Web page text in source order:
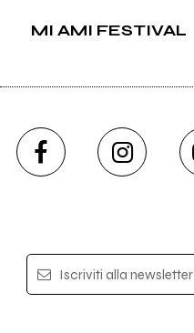
MI AMI FESTIVAL
Iscriviti alla newsletter